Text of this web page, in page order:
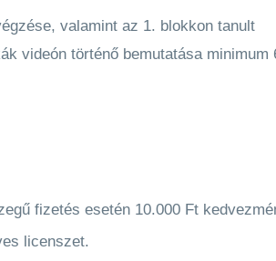
valamint az 1. blokkon tanult
videón történő bemutatása minimum
fizetés esetén 10.000 Ft
licenszet.